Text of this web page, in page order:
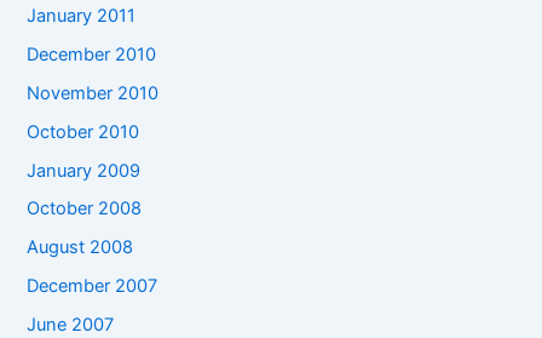
January 2011
December 2010
November 2010
October 2010
January 2009
October 2008
August 2008
December 2007
June 2007